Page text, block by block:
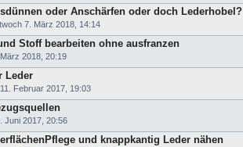
oder Anschärfen oder doch Lederhobel?
7. März 2018, 14:14
Stoff bearbeiten ohne ausfranzen
2018, 20:19
Leder
Februar 2017, 19:03
Juni 2017, 20:56
und knappkantig Leder nähen